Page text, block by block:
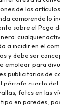
de los
comprende lo
sobre el Pago
cualquier
a incidir en el
y debe ser
emplean para
publicitarias de
párrafo cuarto del
fotos en las
en paredes,